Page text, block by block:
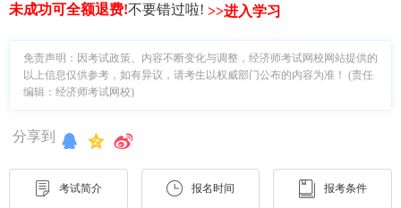
未成功可全额退费!不要错过啦! >>进入学习
免责声明：因考试政策、内容不断变化与调整，经济师考试网校网站提供的
以上信息仅供参考，如有异议，请考生以权威部门公布的内容为准！ (责任
编辑：经济师考试网校)
分享到
考试简介 报名时间 报考条件